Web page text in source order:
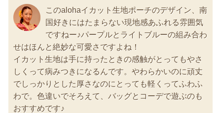
このalohaイカット生地ポーチのデザイン、南
国好きにはたまらない現地感あふれる雰囲気
ですねー♪パープルとライトブルーの組み合わ
せはほんと絶妙な可愛さですよね！
イカット生地は手に持ったときの感触がとってもやさ
しくって病みつきになるんです。やわらかいのに頑丈
でしっかりとした厚さなのにとっても軽くってふわふ
わで。色違いでそろえて、バッグとコーデで遊ぶのも
おすすめです♪